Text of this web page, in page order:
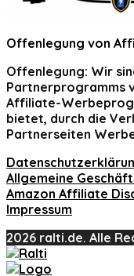
Offenlegung von
Offenlegung: Wir
Partnerprogramms
Affiliate-
bietet, durch die
Partnerseiten
Allgemeine
Amazon Affiliate
Impressum
2026 ralti.de. Alle